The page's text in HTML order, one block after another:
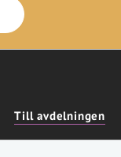
Till avdelningen